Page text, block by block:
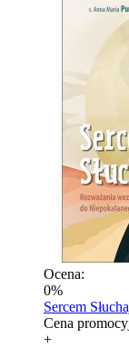
Ocena:
0%
Sercem
Cena
+